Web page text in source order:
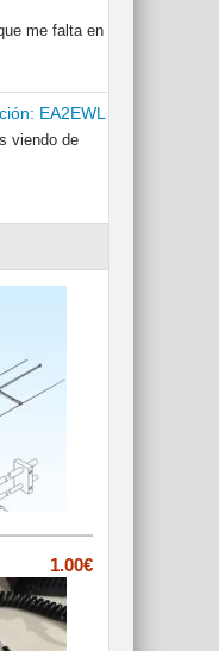
me falta en
EA2EWL
viendo de
1.00€